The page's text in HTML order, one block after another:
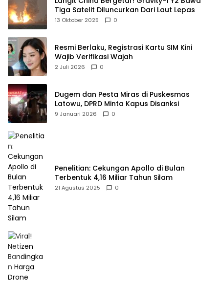
Tiga Satelit Diluncurkan Dari Laut Lepas
13 Oktober 2025 0
Resmi Berlaku, Registrasi Kartu SIM Kini
Wajib Verifikasi Wajah
2 Juli 2026 0
Dugem dan Pesta Miras di Puskesmas
Latowu, DPRD Minta Kapus Disanksi
9 Januari 2026 0
Penelitian: Cekungan Apollo di Bulan
Terbentuk 4,16 Miliar Tahun Silam
21 Agustus 2025 0